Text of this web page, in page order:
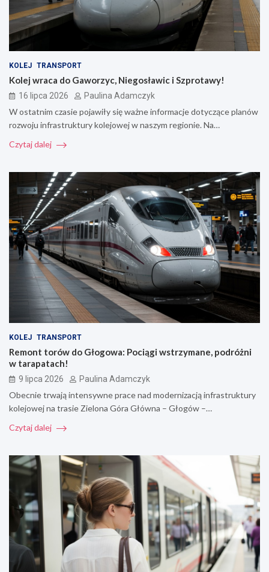
KOLEJ TRANSPORT
Kolej wraca do Gaworzyc, Niegosławic i Szprotawy!
16 lipca 2026 Paulina Adamczyk
W ostatnim czasie pojawiły się ważne informacje dotyczące planów
rozwoju infrastruktury kolejowej w naszym regionie. Na…
Czytaj dalej
KOLEJ TRANSPORT
Remont torów do Głogowa: Pociągi wstrzymane, podróżni
w tarapatach!
9 lipca 2026 Paulina Adamczyk
Obecnie trwają intensywne prace nad modernizacją infrastruktury
kolejowej na trasie Zielona Góra Główna – Głogów –…
Czytaj dalej